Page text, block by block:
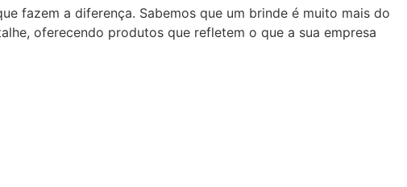
fazem a diferença. Sabemos que um brinde é muito mais do
oferecendo produtos que refletem o que a sua empresa